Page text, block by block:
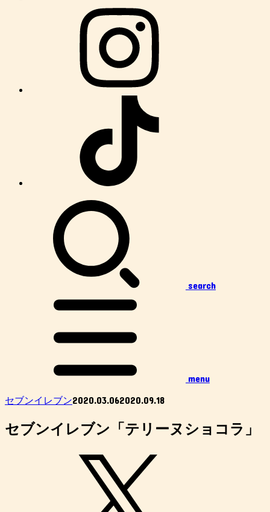
search
menu
セブンイレブン2020.03.062020.09.18
セブンイレブン「テリーヌショコラ」